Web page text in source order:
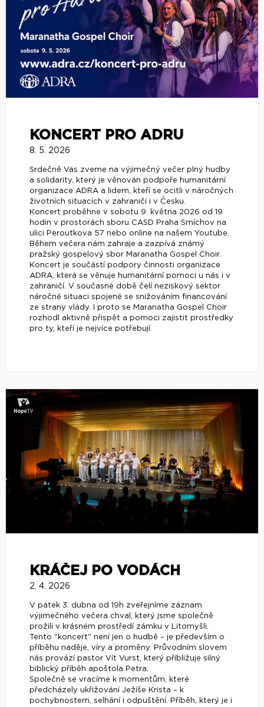
KONCERT PRO ADRU
8. 5. 2026
Srdečně Vás zveme na výjimečný večer plný hudby
a solidarity, který je věnován podpoře humanitární
organizace ADRA a lidem, kteří se ocitli v náročných
životních situacích v zahraničí i v Česku.
Koncert proběhne v sobotu 9. května 2026 od 19
hodin v prostorách sboru CASD Praha Smíchov na
ulici Peroutkova 57 nebo online na našem Youtube.
Během večera nám zahraje a zazpívá známý
pražský gospelový sbor Maranatha Gospel Choir.
Koncert je součástí podpory činnosti organizace
ADRA, která se věnuje humanitární pomoci u nás i v
zahraničí. V současné době čelí neziskový sektor
náročné situaci spojené se snižováním financování
ze strany vlády. I proto se Maranatha Gospel Choir
rozhodl aktivně přispět a pomoci zajistit prostředky
pro ty, kteří je nejvíce potřebují.
KRÁČEJ PO VODÁCH
2. 4. 2026
V pátek 3. dubna od 19h zveřejníme záznam
výjimečného večera chval, který jsme společně
prožili v krásném prostředí zámku v Litomyšli.
Tento "koncert" není jen o hudbě – je především o
příběhu naděje, víry a proměny. Průvodním slovem
nás provází pastor Vít Vurst, který přibližuje silný
biblický příběh apoštola Petra.
Společně se vracíme k momentům, které
předcházely ukřižování Ježíše Krista – k
pochybnostem, selhání i odpuštění. Příběh, který je i